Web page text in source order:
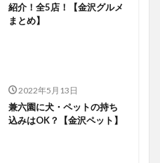
紹介！全5店！【金沢グルメ
まとめ】
2022年5月13日
兼六園に犬・ペットの持ち
込みはOK？【金沢ペット】